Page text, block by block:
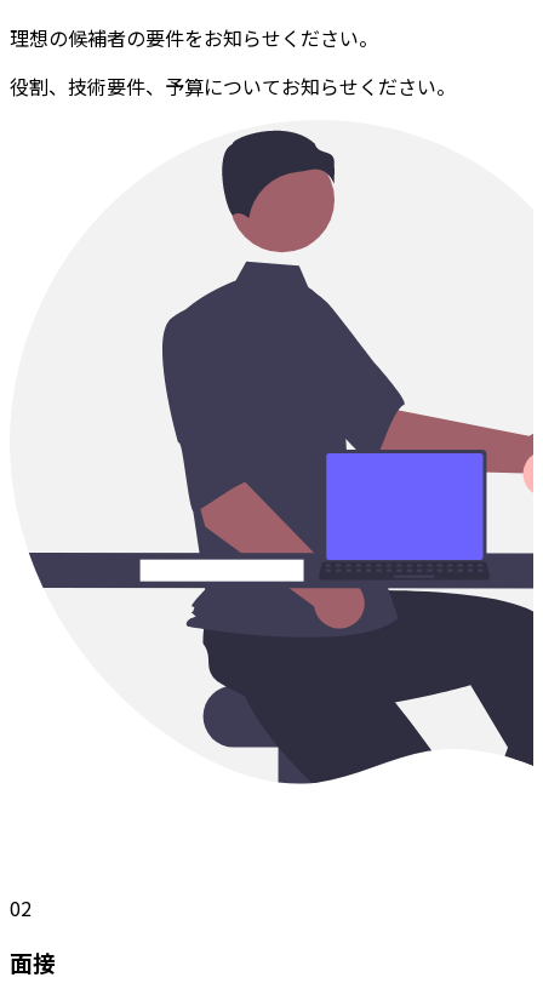
理想の候補者の要件をお知らせください。
役割、技術要件、予算についてお知らせください。
02
面接